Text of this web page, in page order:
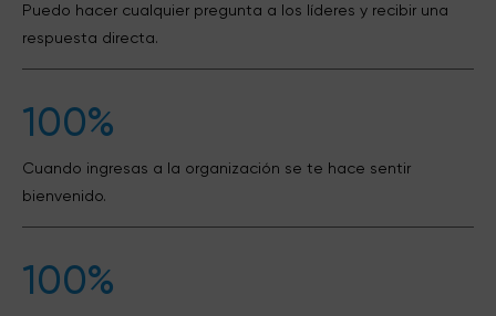
Puedo hacer cualquier pregunta a los líderes y recibir una
respuesta directa.
100%
Cuando ingresas a la organización se te hace sentir
bienvenido.
100%